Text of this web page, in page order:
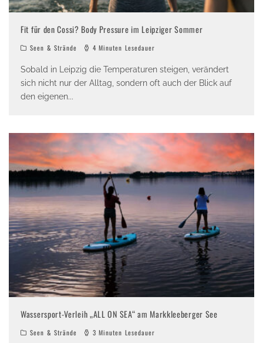
Fit für den Cossi? Body Pressure im Leipziger Sommer
Seen & Strände 4 Minuten Lesedauer
Sobald in Leipzig die Temperaturen steigen, verändert
sich nicht nur der Alltag, sondern oft auch der Blick auf
den eigenen...
Wassersport-Verleih „ALL ON SEA“ am Markkleeberger See
Seen & Strände 3 Minuten Lesedauer